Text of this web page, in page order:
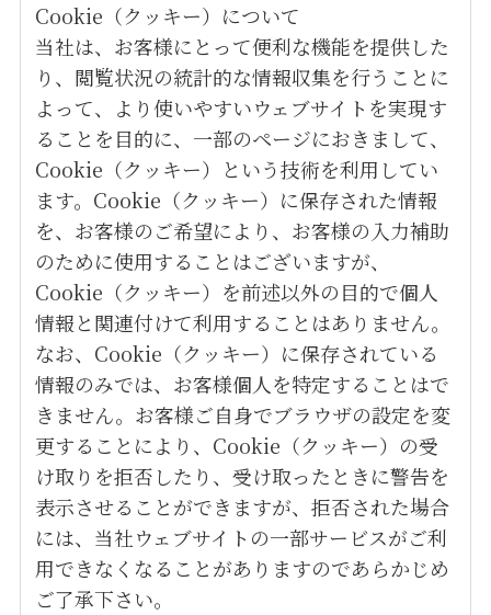
Cookie（クッキー）について
当社は、お客様にとって便利な機能を提供した
り、閲覧状況の統計的な情報収集を行うことに
よって、より使いやすいウェブサイトを実現す
ることを目的に、一部のページにおきまして、
Cookie（クッキー）という技術を利用してい
ます。Cookie（クッキー）に保存された情報
を、お客様のご希望により、お客様の入力補助
のために使用することはございますが、
Cookie（クッキー）を前述以外の目的で個人
情報と関連付けて利用することはありません。
なお、Cookie（クッキー）に保存されている
情報のみでは、お客様個人を特定することはで
きません。お客様ご自身でブラウザの設定を変
更することにより、Cookie（クッキー）の受
け取りを拒否したり、受け取ったときに警告を
表示させることができますが、拒否された場合
には、当社ウェブサイトの一部サービスがご利
用できなくなることがありますのであらかじめ
ご了承下さい。